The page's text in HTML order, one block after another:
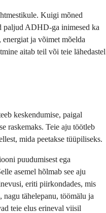
Kuigi mõned
paljud ADHD-ga inimesed ka
ja võimet mõelda
aitab teil või teie lähedastel
keskendumise, paigal
raskemaks. Teie aju töötleb
mida peetakse tüüpiliseks.
puudumisest ega
asemel hõlmab see aju
eriti piirkondades, mis
tähelepanu, töömälu ja
teie elus erineval viisil